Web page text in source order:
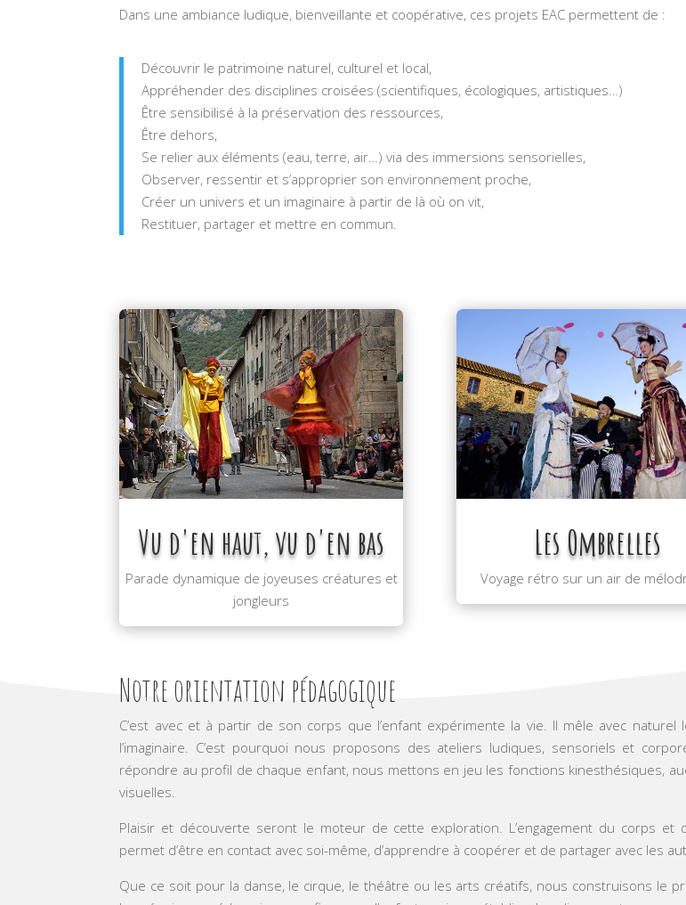
Dans une ambiance ludique, bienveillante et coopérative, ces projets EAC permettent de :
Découvrir le patrimoine naturel, culturel et local,
Appréhender des disciplines croisées (scientifiques, écologiques, artistiques…)
Être sensibilisé à la préservation des ressources,
Être dehors,
Se relier aux éléments (eau, terre, air…) via des immersions sensorielles,
Observer, ressentir et s’approprier son environnement proche,
Créer un univers et un imaginaire à partir de là où on vit,
Restituer, partager et mettre en commun.
Vu d'en haut, vu d'en bas
Parade dynamique de joyeuses créatures et
jongleurs
Les Ombrelles
Voyage rétro sur un air de
Notre orientation pédagogique
C’est avec et à partir de son corps que l’enfant expérimente la vie. Il mêle avec naturel
l’imaginaire. C’est pourquoi nous proposons des ateliers ludiques, sensoriels et
répondre au profil de chaque enfant, nous mettons en jeu les fonctions kinesthésiques,
visuelles.
Plaisir et découverte seront le moteur de cette exploration. L’engagement du corps et
permet d’être en contact avec soi-même, d’apprendre à coopérer et de partager avec les
Que ce soit pour la danse, le cirque, le théâtre ou les arts créatifs, nous construisons le